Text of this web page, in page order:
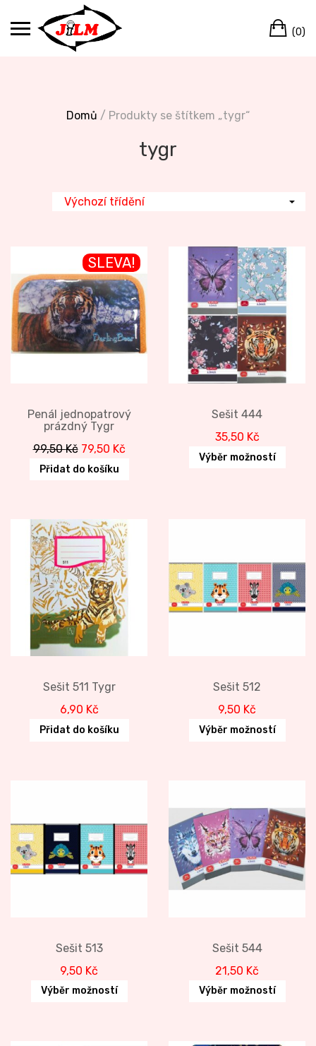
(0)
Domů / Produkty se štítkem „tygr“
tygr
SLEVA!
Penál jednopatrový
prázdný Tygr
99,50Kč Original
price
79,50 KčCurrent
Přidat do košíku
Sešit 444
35,50 Kč
Výběr možností
Sešit 511 Tygr
6,90 Kč
Přidat do košíku
Sešit 512
9,50 Kč
Výběr možností
Sešit 513
9,50 Kč
Výběr možností
Sešit 544
21,50 Kč
Výběr možností